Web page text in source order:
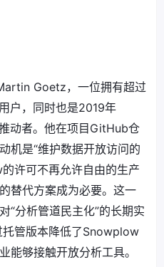
Goetz，一位拥有超过
户，同时也是2019年
动者。他在项目GitHub仓
机是“维护数据开放访问的
许可不再允许自由的生产
替代方案成为必要。这一
“分析管道民主化”的长期实
管版本降低了Snowplow
能够接触开放分析工具。